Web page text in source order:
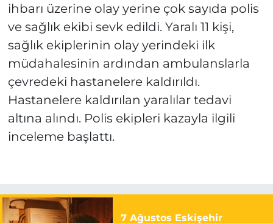
ihbarı üzerine olay yerine çok sayıda polis
ve sağlık ekibi sevk edildi. Yaralı 11 kişi,
sağlık ekiplerinin olay yerindeki ilk
müdahalesinin ardından ambulanslarla
çevredeki hastanelere kaldırıldı.
Hastanelere kaldırılan yaralılar tedavi
altına alındı. Polis ekipleri kazayla ilgili
inceleme başlattı.
7 Ağustos Eskişehir